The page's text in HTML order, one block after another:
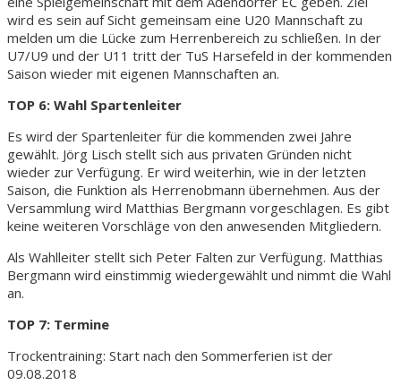
wird es sein auf Sicht gemeinsam eine U20 Mannschaft zu
melden um die Lücke zum Herrenbereich zu schließen. In der
U7/U9 und der U11 tritt der TuS Harsefeld in der kommenden
Saison wieder mit eigenen Mannschaften an.
TOP 6: Wahl Spartenleiter
Es wird der Spartenleiter für die kommenden zwei Jahre
gewählt. Jörg Lisch stellt sich aus privaten Gründen nicht
wieder zur Verfügung. Er wird weiterhin, wie in der letzten
Saison, die Funktion als Herrenobmann übernehmen. Aus der
Versammlung wird Matthias Bergmann vorgeschlagen. Es gibt
keine weiteren Vorschläge von den anwesenden Mitgliedern.
Als Wahlleiter stellt sich Peter Falten zur Verfügung. Matthias
Bergmann wird einstimmig wiedergewählt und nimmt die Wahl
an.
TOP 7: Termine
Trockentraining: Start nach den Sommerferien ist der
09.08.2018